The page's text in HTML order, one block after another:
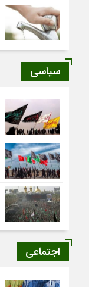
سیاسی
اجتماعی